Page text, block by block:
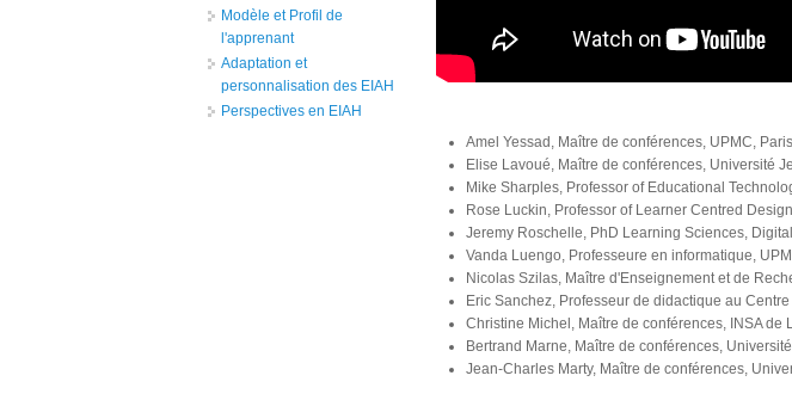
Amel Yessad, Maître de conférences, UPMC, Paris
Elise Lavoué, Maître de conférences, Université
Mike Sharples, Professor of Educational
Rose Luckin, Professor of Learner Centred
Jeremy Roschelle, PhD Learning Sciences,
Vanda Luengo, Professeure en informatique,
Nicolas Szilas, Maître d'Enseignement et de
Eric Sanchez, Professeur de didactique au
Christine Michel, Maître de conférences, INSA de
Bertrand Marne, Maître de conférences,
Jean-Charles Marty, Maître de conférences,
Modèle et Profil de
l'apprenant
Adaptation et
personnalisation des EIAH
Perspectives en EIAH